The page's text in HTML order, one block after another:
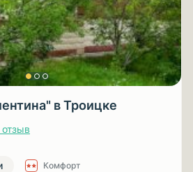
в Троицке
отзыв
Комфорт